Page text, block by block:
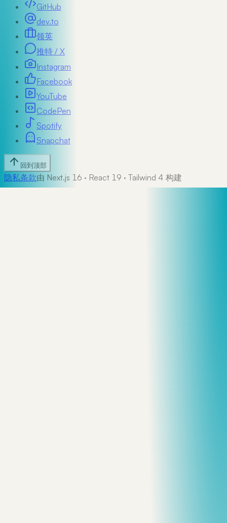
GitHub
dev.to
领英
推特 / X
Instagram
Facebook
YouTube
CodePen
Spotify
Snapchat
回到顶部
隐私条款由 Next.js 16 · React 19 · Tailwind 4 构建